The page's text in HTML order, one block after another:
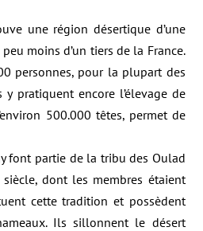
une région désertique d’une
moins d’un tiers de la France.
personnes, pour la plupart des
pratiquent encore l’élevage de
500.000 têtes, permet de
font partie de la tribu des Oulad
dont les membres étaient
cette tradition et possèdent
Ils sillonnent le désert